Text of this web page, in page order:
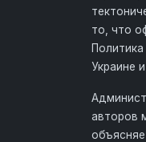
то, что
Украине
авторов